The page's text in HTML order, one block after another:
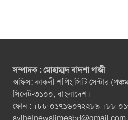
সম্পাদক : মোহাম্মদ বাদশা গাজী
অফিস: কাকলী শপিং সিটি সেন্টার
সিলেট-৩১০০, বাংলাদেশ।
ফোন : +৮৮ ০১৭১৬০৭২২৮৯ +৮৮